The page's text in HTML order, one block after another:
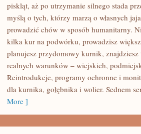
KOMUNIKACJA
ŚPIEW
PTAKÓW
piskląt, aż po utrzymanie silnego stada
myślą o tych, którzy marzą o własnych
prowadzić chów w sposób humanitarny.
kilka kur na podwórku, prowadzisz
planujesz przydomowy kurnik,
realnych warunków – wiejskich,
Reintrodukcje, programy ochronne i
dla kurnika, gołębnika i wolier. Sednem
More ]